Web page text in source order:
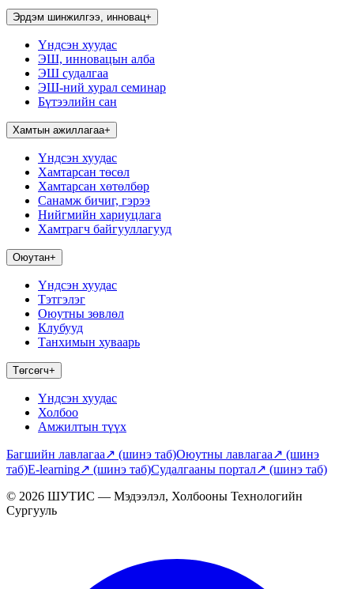
Эрдэм шинжилгээ, инновац+
Үндсэн хуудас
ЭШ, инновацын алба
ЭШ судалгаа
ЭШ-ний хурал семинар
Бүтээлийн сан
Хамтын ажиллагаа+
Үндсэн хуудас
Хамтарсан төсөл
Хамтарсан хөтөлбөр
Санамж бичиг, гэрээ
Нийгмийн хариуцлага
Хамтрагч байгууллагууд
Оюутан+
Үндсэн хуудас
Тэтгэлэг
Оюутны зөвлөл
Клубууд
Танхимын хуваарь
Төгсөгч+
Үндсэн хуудас
Холбоо
Амжилтын түүх
Багшийн лавлагаа↗ (шинэ таб)Оюутны лавлагаа↗ (шинэ
таб)E-learning↗ (шинэ таб)Судалгааны портал↗ (шинэ таб)
© 2026 ШУТИС — Мэдээлэл, Холбооны Технологийн
Сургууль